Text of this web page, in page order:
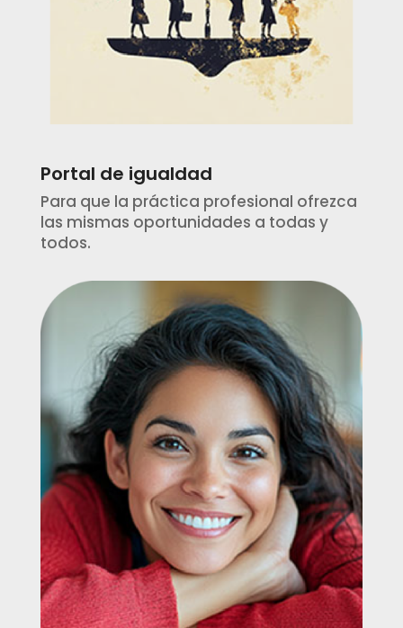
Portal de igualdad
Para que la práctica profesional ofrezca
las mismas oportunidades a todas y
todos.